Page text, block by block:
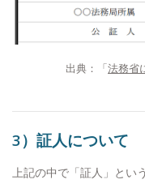
出典：「法務省
3）証人について
上記の中で「証人」とい